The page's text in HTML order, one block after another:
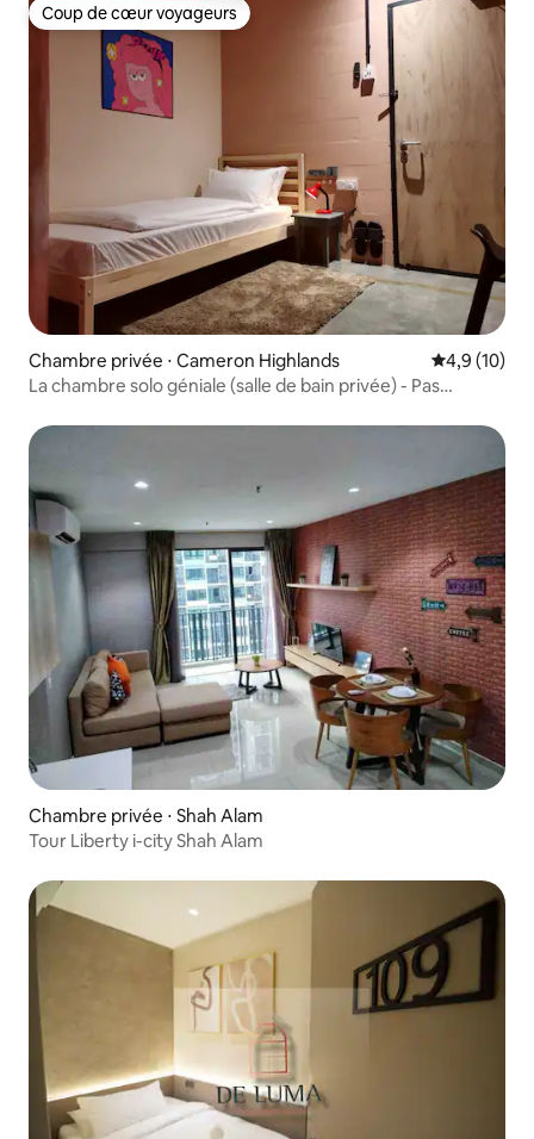
Coup de cœur voyageurs
Coup de cœur voyageurs
Chambre privée ⋅ Cameron Highlands Évaluation
4,9 (10)
La chambre solo géniale (salle de bain privée) - Pas
Chambre privée ⋅ Shah Alam
Tour Liberty i-city Shah Alam